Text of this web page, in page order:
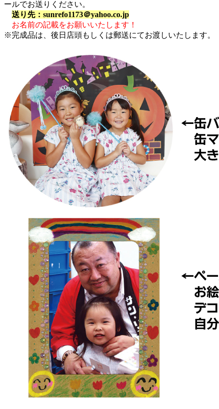
ールでお送りください。
送り先：sunrefo1173＠yahoo.co.jp
お名前の記載をお願いいたします！
※完成品は、後日店頭もしくは郵送にてお渡しいたします。